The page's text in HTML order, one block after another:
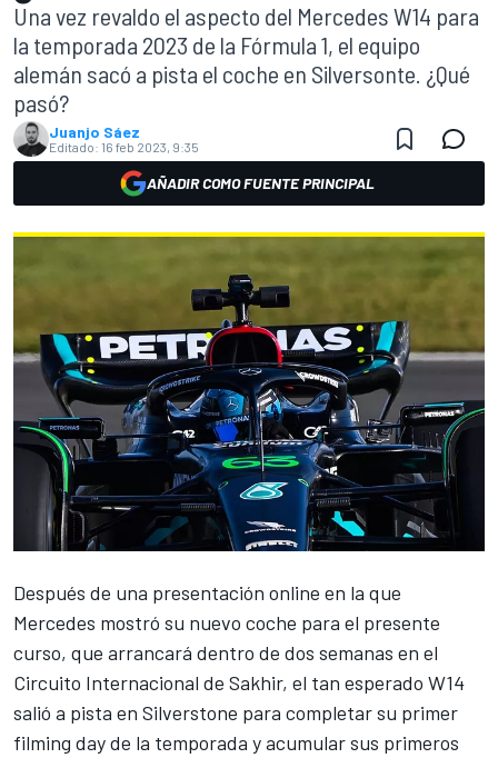
Una vez revaldo el aspecto del Mercedes W14 para
la temporada 2023 de la Fórmula 1, el equipo
alemán sacó a pista el coche en Silversonte. ¿Qué
pasó?
Juanjo Sáez
Editado: 16 feb 2023, 9:35
AÑADIR COMO FUENTE PRINCIPAL
Después de una presentación online en la que
Mercedes mostró su nuevo coche para el presente
curso, que arrancará dentro de dos semanas en el
Circuito Internacional de Sakhir, el tan esperado W14
salió a pista en Silverstone para completar su primer
filming day de la temporada y acumular sus primeros